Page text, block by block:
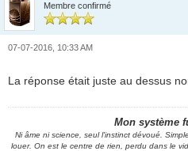
Membre confirmé
07-07-2016, 10:33 AM
La réponse était juste au dessus
Mon système
Ni âme ni science, seul l'instinct dévoué.
louer. On est le centre de rien, perdu dans le